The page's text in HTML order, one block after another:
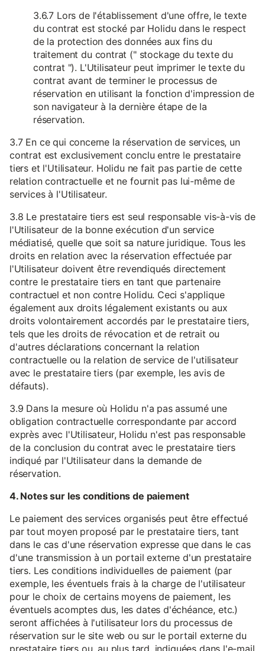
3.6.7 Lors de l'établissement d'une offre, le texte
du contrat est stocké par Holidu dans le respect
de la protection des données aux fins du
traitement du contrat (" stockage du texte du
contrat "). L'Utilisateur peut imprimer le texte du
contrat avant de terminer le processus de
réservation en utilisant la fonction d'impression de
son navigateur à la dernière étape de la
réservation.
3.7 En ce qui concerne la réservation de services, un
contrat est exclusivement conclu entre le prestataire
tiers et l'Utilisateur. Holidu ne fait pas partie de cette
relation contractuelle et ne fournit pas lui-même de
services à l'Utilisateur.
3.8 Le prestataire tiers est seul responsable vis-à-vis de
l'Utilisateur de la bonne exécution d'un service
médiatisé, quelle que soit sa nature juridique. Tous les
droits en relation avec la réservation effectuée par
l'Utilisateur doivent être revendiqués directement
contre le prestataire tiers en tant que partenaire
contractuel et non contre Holidu. Ceci s'applique
également aux droits légalement existants ou aux
droits volontairement accordés par le prestataire tiers,
tels que les droits de révocation et de retrait ou
d'autres déclarations concernant la relation
contractuelle ou la relation de service de l'utilisateur
avec le prestataire tiers (par exemple, les avis de
défauts).
3.9 Dans la mesure où Holidu n'a pas assumé une
obligation contractuelle correspondante par accord
exprès avec l'Utilisateur, Holidu n'est pas responsable
de la conclusion du contrat avec le prestataire tiers
indiqué par l'Utilisateur dans la demande de
réservation.
4. Notes sur les conditions de paiement
Le paiement des services organisés peut être effectué
par tout moyen proposé par le prestataire tiers, tant
dans le cas d'une réservation expresse que dans le cas
d'une transmission à un portail externe d'un prestataire
tiers. Les conditions individuelles de paiement (par
exemple, les éventuels frais à la charge de l'utilisateur
pour le choix de certains moyens de paiement, les
éventuels acomptes dus, les dates d'échéance, etc.)
seront affichées à l'utilisateur lors du processus de
réservation sur le site web ou sur le portail externe du